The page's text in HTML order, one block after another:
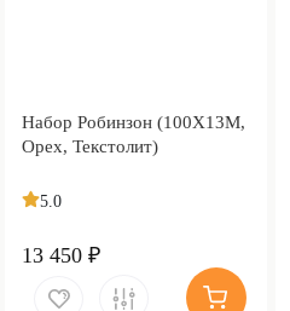
Набор Робинзон (100Х13М,
Орех, Текстолит)
5.0
13 450 ₽